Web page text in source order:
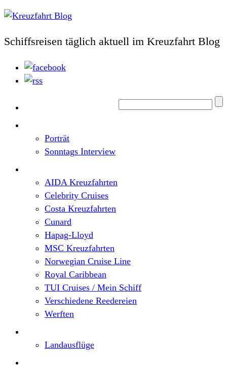
Schiffsreisen täglich aktuell im Kreuzfahrt Blog
Porträt
Sonntags Interview
AIDA Kreuzfahrten
Celebrity Cruises
Costa Kreuzfahrten
Cunard
Hapag-Lloyd
MSC Kreuzfahrten
Norwegian Cruise Line
Royal Caribbean
TUI Cruises / Mein Schiff
Verschiedene Reedereien
Werften
Landausflüge